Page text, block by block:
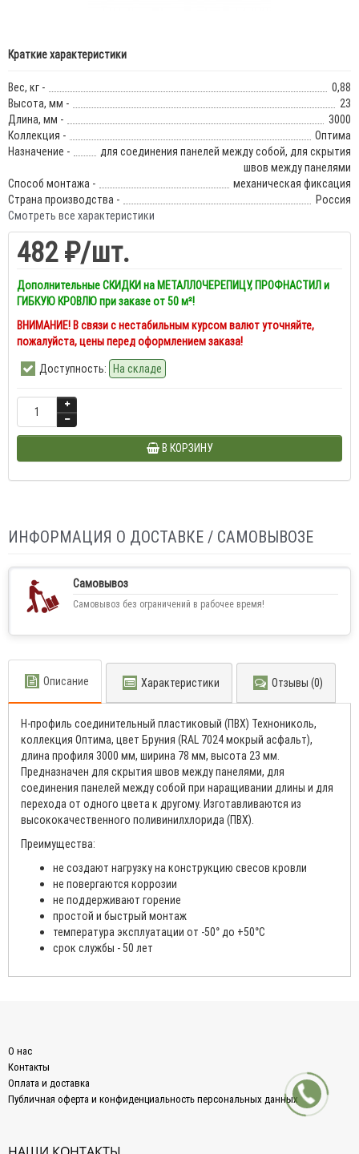
Краткие характеристики
Вес, кг -
0,88
Высота, мм -
23
Длина, мм -
3000
Коллекция -
Оптима
Назначение -
для соединения панелей между собой, для скрытия
швов между панелями
Способ монтажа -
механическая фиксация
Страна производства -
Россия
Смотреть все характеристики
482 ₽/шт.
Дополнительные СКИДКИ на МЕТАЛЛОЧЕРЕПИЦУ, ПРОФНАСТИЛ и
ГИБКУЮ КРОВЛЮ при заказе от 50 м²!
ВНИМАНИЕ! В связи с нестабильным курсом валют уточняйте,
пожалуйста, цены перед оформлением заказа!
Доступность: На складе
В КОРЗИНУ
ИНФОРМАЦИЯ О ДОСТАВКЕ / САМОВЫВОЗЕ
Самовывоз
Самовывоз без ограничений в рабочее время!
Описание Характеристики Отзывы (0)
H-профиль соединительный пластиковый (ПВХ) Технониколь,
коллекция Оптима, цвет Бруния (RAL 7024 мокрый асфальт),
длина профиля 3000 мм, ширина 78 мм, высота 23 мм.
Предназначен для скрытия швов между панелями, для
соединения панелей между собой при наращивании длины и для
перехода от одного цвета к другому. Изготавливаются из
высококачественного поливинилхлорида (ПВХ).
Преимущества:
не создают нагрузку на конструкцию свесов кровли
не повергаются коррозии
не поддерживают горение
простой и быстрый монтаж
температура эксплуатации от -50° до +50°С
срок службы - 50 лет
О нас
Контакты
Оплата и доставка
Публичная оферта и конфиденциальность персональных данных